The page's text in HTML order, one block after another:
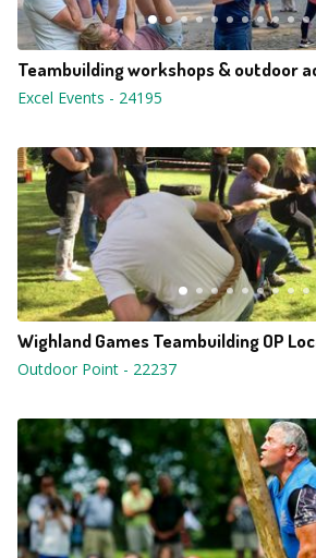
Teambuilding workshops & outdoor
Excel Events - 24195
Wighland Games Teambuilding OP
Outdoor Point - 22237